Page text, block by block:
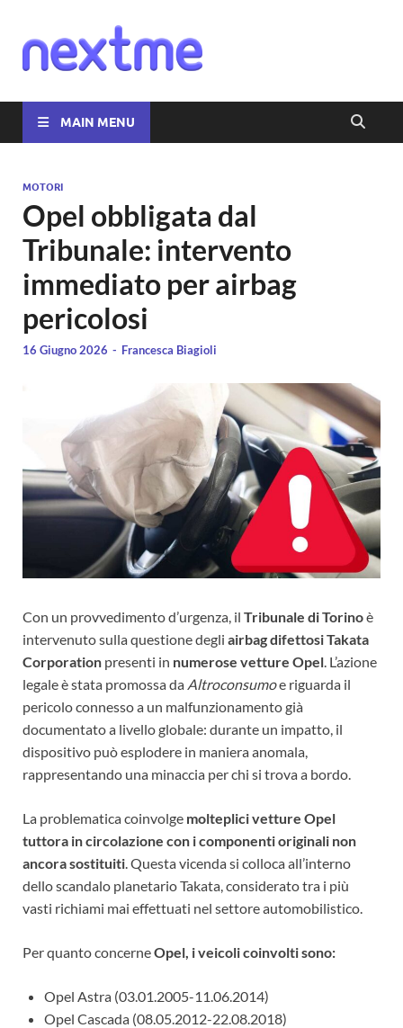
MAIN MENU
MOTORI
Opel obbligata dal
Tribunale: intervento
immediato per airbag
pericolosi
16 Giugno 2026 - Francesca Biagioli
Con un provvedimento d’urgenza, il Tribunale di Torinoè
intervenuto sulla questione degli airbag difettosi Takata
Corporation presenti in numerose vetture Opel . L’azione
legale è stata promossa da Altroconsumoe riguarda il
pericolo connesso a un malfunzionamento già
documentato a livello globale: durante un impatto, il
dispositivo può esplodere in maniera anomala,
rappresentando una minaccia per chi si trova a bordo.
La problematica coinvolge molteplici vetture Opel
tuttora in circolazione con i componenti originali non
ancora sostituiti . Questa vicenda si colloca all’interno
dello scandalo planetario Takata, considerato tra i più
vasti richiami mai effettuati nel settore automobilistico.
Per quanto concerneOpel, i veicoli coinvolti sono:
Opel Astra (03.01.2005-11.06.2014)
Opel Cascada (08.05.2012-22.08.2018)